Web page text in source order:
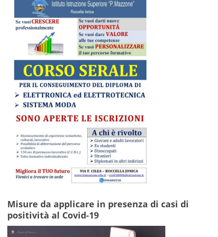
Misure da applicare in presenza di casi di
positività al Covid-19